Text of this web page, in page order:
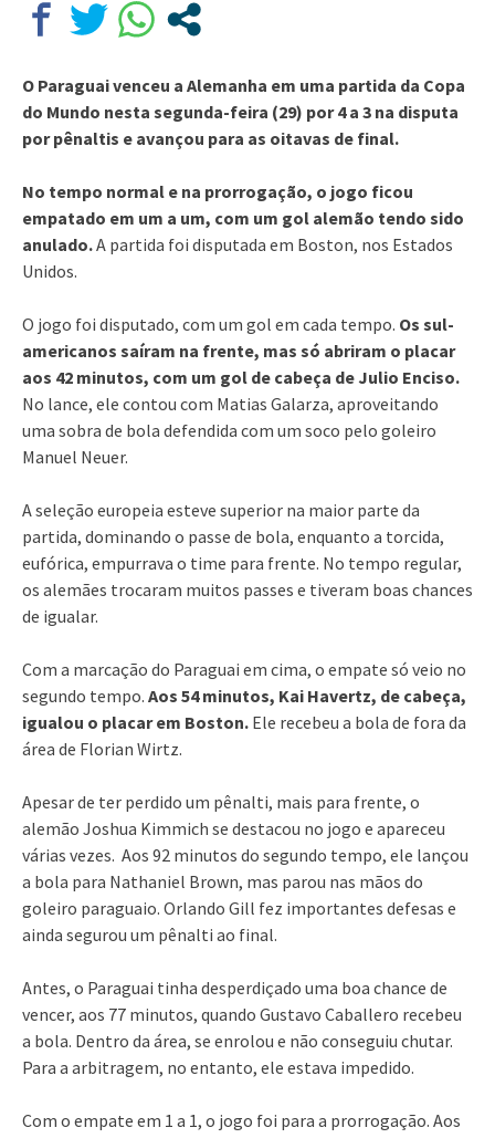
O Paraguai venceu a Alemanha em uma partida da Copa
do Mundo nesta segunda-feira (29) por 4 a 3 na disputa
por pênaltis e avançou para as oitavas de final.
No tempo normal e na prorrogação, o jogo ficou
empatado em um a um, com um gol alemão tendo sido
anulado.A partida foi disputada em Boston, nos Estados
Unidos.
O jogo foi disputado, com um gol em cada tempo. Os sul-
americanos saíram na frente, mas só abriram o placar
aos 42 minutos, com um gol de cabeça de Julio Enciso.
No lance, ele contou com Matias Galarza, aproveitando
uma sobra de bola defendida com um soco pelo goleiro
Manuel Neuer.
A seleção europeia esteve superior na maior parte da
partida, dominando o passe de bola, enquanto a torcida,
eufórica, empurrava o time para frente. No tempo regular,
os alemães trocaram muitos passes e tiveram boas chances
de igualar.
Com a marcação do Paraguai em cima, o empate só veio no
segundo tempo. Aos 54 minutos, Kai Havertz, de cabeça,
igualou o placar em Boston. Ele recebeu a bola de fora da
área de Florian Wirtz.
Apesar de ter perdido um pênalti, mais para frente, o
alemão Joshua Kimmich se destacou no jogo e apareceu
várias vezes. Aos 92 minutos do segundo tempo, ele lançou
a bola para Nathaniel Brown, mas parou nas mãos do
goleiro paraguaio. Orlando Gill fez importantes defesas e
ainda segurou um pênalti ao final.
Antes, o Paraguai tinha desperdiçado uma boa chance de
vencer, aos 77 minutos, quando Gustavo Caballero recebeu
a bola. Dentro da área, se enrolou e não conseguiu chutar.
Para a arbitragem, no entanto, ele estava impedido.
Com o empate em 1 a 1, o jogo foi para a prorrogação. Aos